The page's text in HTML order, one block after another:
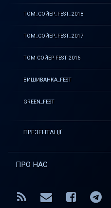
ТОМ_СОЙЕР_FEST_2018
ТОМ_СОЙЕР_FEST_2017
ТОМ СОЙЕР FEST 2016
ВИШИВАНКА_FEST
GREEN_FEST
ПРЕЗЕНТАЦІЇ
ПРО НАС
RSS E-mail